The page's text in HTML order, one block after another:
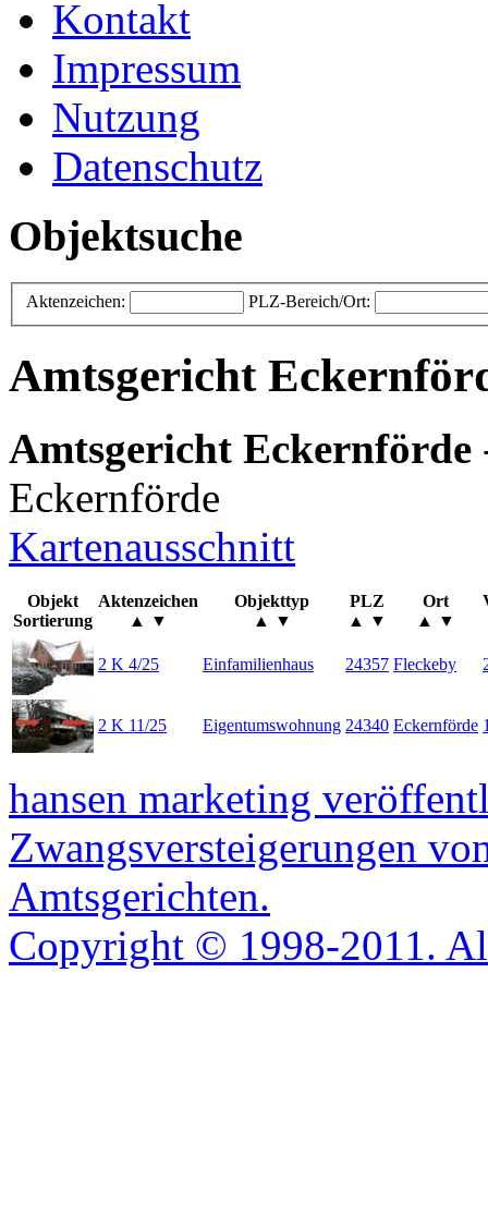
Kontakt
Impressum
Nutzung
Datenschutz
Objektsuche
Aktenzeichen: PLZ-Bereich/Ort:
Amtsgericht
Amtsgericht Eckernförde
Eckernförde
Kartenausschnitt
Objekt
Sortierung
Aktenzeichen
▲ ▼
Objekttyp
▲ ▼
PLZ
▲ ▼
Ort
▲ ▼
2 K 4/25 Einfamilienhaus 24357 Fleckeby
2 K 11/25 Eigentumswohnung 24340 Eckernförde
hansen marketing
Zwangsversteigerungen
Amtsgerichten.
Copyright © 1998-2011.